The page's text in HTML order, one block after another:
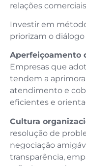
relações
Investir em
priorizam o
Aperfeiçoamento
Empresas que
tendem a
atendimento e
eficientes e
Cultura
resolução de
negociação
transparência,